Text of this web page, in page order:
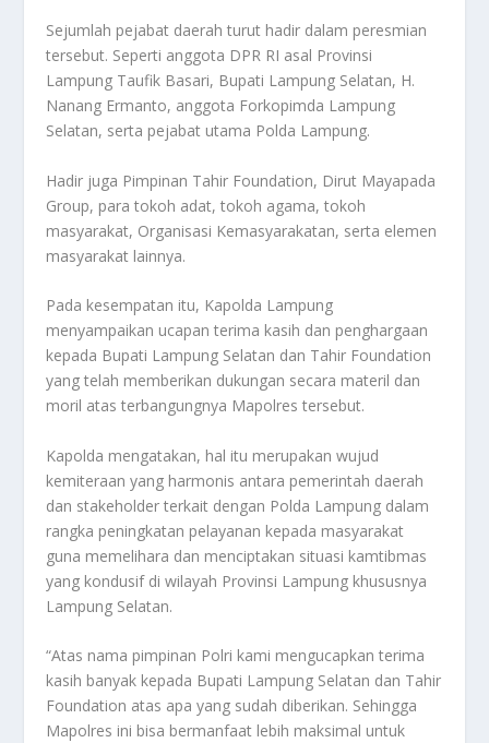
Sejumlah pejabat daerah turut hadir dalam peresmian
tersebut. Seperti anggota DPR RI asal Provinsi
Lampung Taufik Basari, Bupati Lampung Selatan, H.
Nanang Ermanto, anggota Forkopimda Lampung
Selatan, serta pejabat utama Polda Lampung.
Hadir juga Pimpinan Tahir Foundation, Dirut Mayapada
Group, para tokoh adat, tokoh agama, tokoh
masyarakat, Organisasi Kemasyarakatan, serta elemen
masyarakat lainnya.
Pada kesempatan itu, Kapolda Lampung
menyampaikan ucapan terima kasih dan penghargaan
kepada Bupati Lampung Selatan dan Tahir Foundation
yang telah memberikan dukungan secara materil dan
moril atas terbangungnya Mapolres tersebut.
Kapolda mengatakan, hal itu merupakan wujud
kemiteraan yang harmonis antara pemerintah daerah
dan stakeholder terkait dengan Polda Lampung dalam
rangka peningkatan pelayanan kepada masyarakat
guna memelihara dan menciptakan situasi kamtibmas
yang kondusif di wilayah Provinsi Lampung khususnya
Lampung Selatan.
“Atas nama pimpinan Polri kami mengucapkan terima
kasih banyak kepada Bupati Lampung Selatan dan Tahir
Foundation atas apa yang sudah diberikan. Sehingga
Mapolres ini bisa bermanfaat lebih maksimal untuk